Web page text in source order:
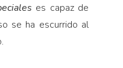
es capaz de
se ha escurrido al